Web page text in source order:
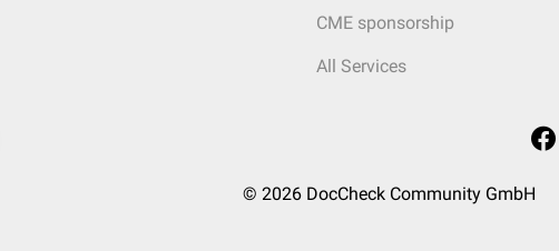
CME sponsorship
All Services
© 2026 DocCheck Community GmbH